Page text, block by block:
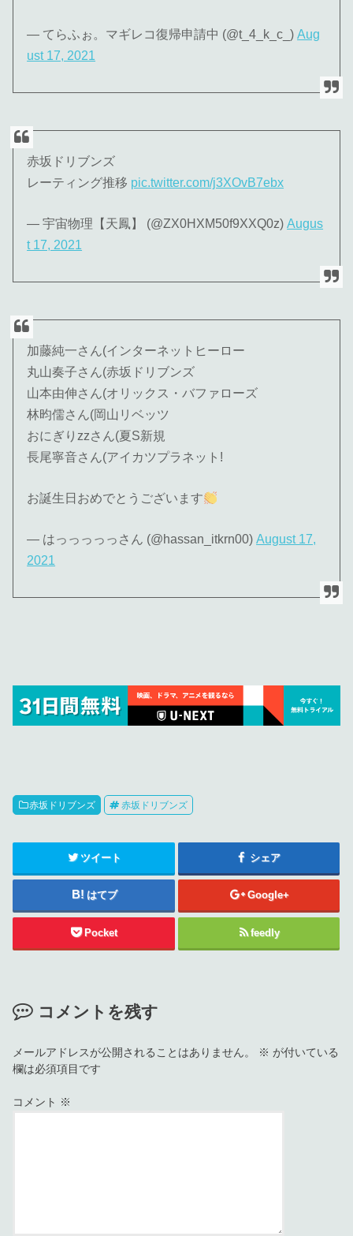
— てらふぉ。マギレコ復帰申請中 (@t_4_k_c_)Aug
ust 17, 2021
赤坂ドリブンズ
レーティング推移 pic.twitter.com/j3XOvB7ebx
— 宇宙物理【天鳳】 (@ZX0HXM50f9XXQ0z)Augus
t 17, 2021
加藤純一さん(インターネットヒーロー
丸山奏子さん(赤坂ドリブンズ
山本由伸さん(オリックス・バファローズ
林昀儒さん(岡山リベッツ
おにぎりzzさん(夏S新規
長尾寧音さん(アイカツプラネット!
お誕生日おめでとうございます
— はっっっっっさん (@hassan_itkrn00)August 17,
2021
赤坂ドリブンズ 赤坂ドリブンズ
ツイート シェア
はてブ Google+
Pocket feedly
コメントを残す
メールアドレスが公開されることはありません。 ※ が付いている
欄は必須項目です
コメント ※